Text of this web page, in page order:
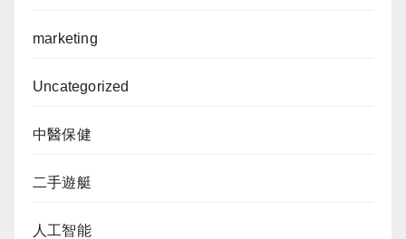
marketing
Uncategorized
中醫保健
二手遊艇
人工智能